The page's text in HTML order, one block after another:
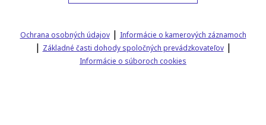
Ochrana osobných údajov| Informácie o kamerových záznamoch
| Základné časti dohody spoločných prevádzkovateľov|
Informácie o súboroch cookies